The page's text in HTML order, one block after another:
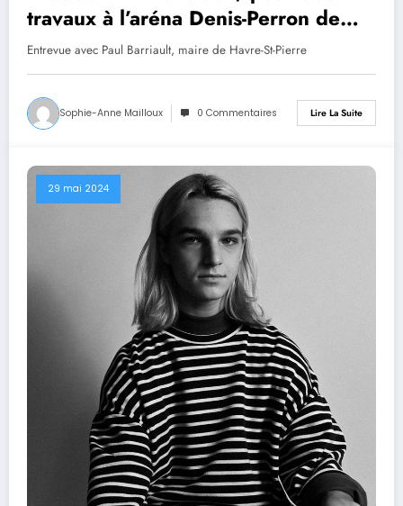
travaux à l’aréna Denis-Perron de
Havre-St-Pierre
Entrevue avec Paul Barriault, maire de Havre-St-Pierre
Sophie-Anne Mailloux 0 Commentaires Lire La Suite
29 mai 2024